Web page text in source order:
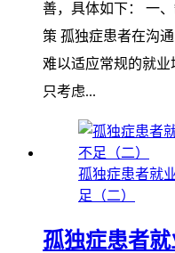
善，具体如下： 一
策 孤独症患者在沟
难以适应常规的就
只考虑...
孤独症患者就
足（二）
孤独症患者